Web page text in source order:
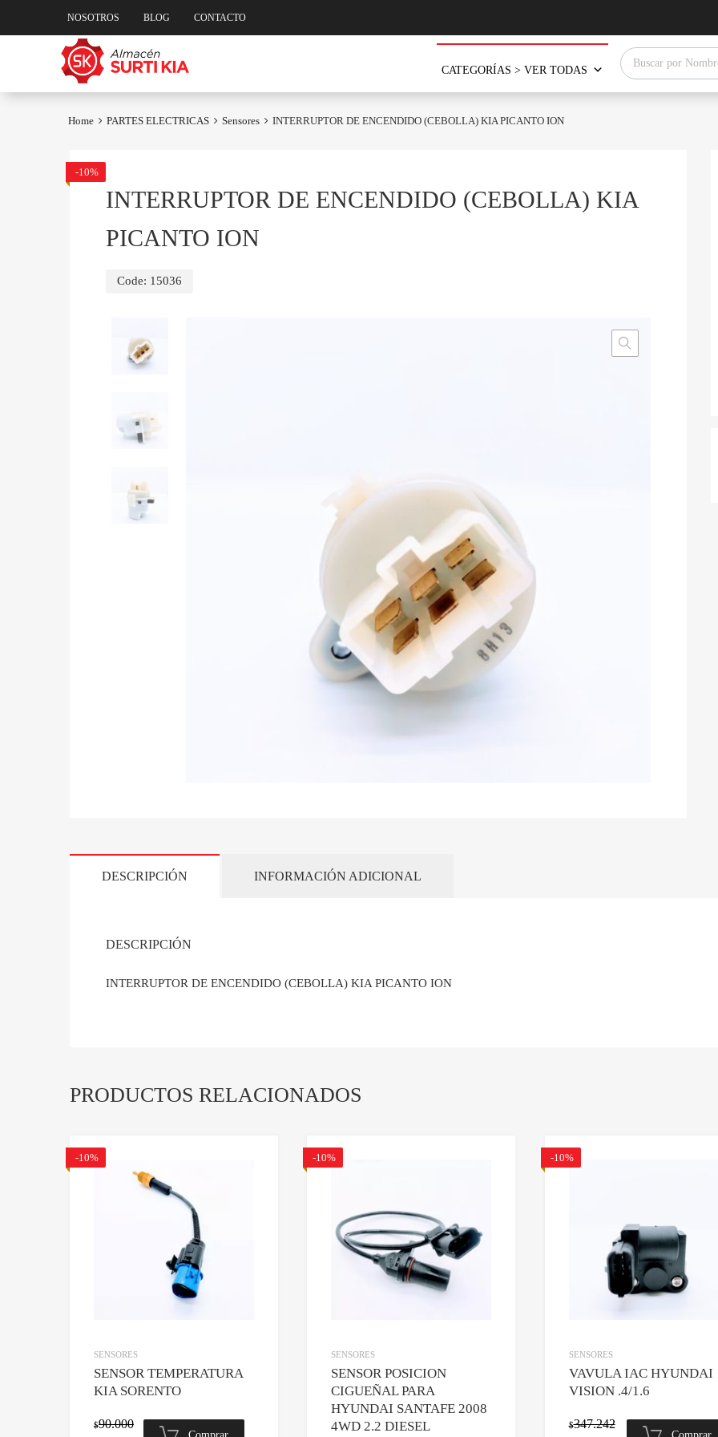
NOSOTROS BLOG CONTACTO
content
CATEGORÍAS > VER TODAS
Búsqueda de
Home PARTES ELECTRICAS Sensores INTERRUPTOR DE ENCENDIDO (CEBOLLA) KIA PICANTO ION
INTERRUPTOR DE ENCENDIDO (CEBOLLA) KIA
PICANTO ION
Code: 15036
-10%
DESCRIPCIÓN INFORMACIÓN ADICIONAL
DESCRIPCIÓN
INTERRUPTOR DE ENCENDIDO (CEBOLLA) KIA PICANTO ION
PRODUCTOS RELACIONADOS
-10% Agregar a lista de deseos
SENSORES
SENSOR TEMPERATURA
KIA SORENTO
$90.000
-10% Agregar a lista de deseos
SENSORES
SENSOR POSICION
CIGUEÑAL PARA
HYUNDAI SANTAFE 2008
4WD 2.2 DIESEL
-10%
SENSORES
VAVULA IAC HYUNDAI
VISION .4/1.6
$347.242